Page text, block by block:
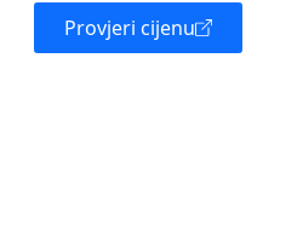
Provjeri cijenu